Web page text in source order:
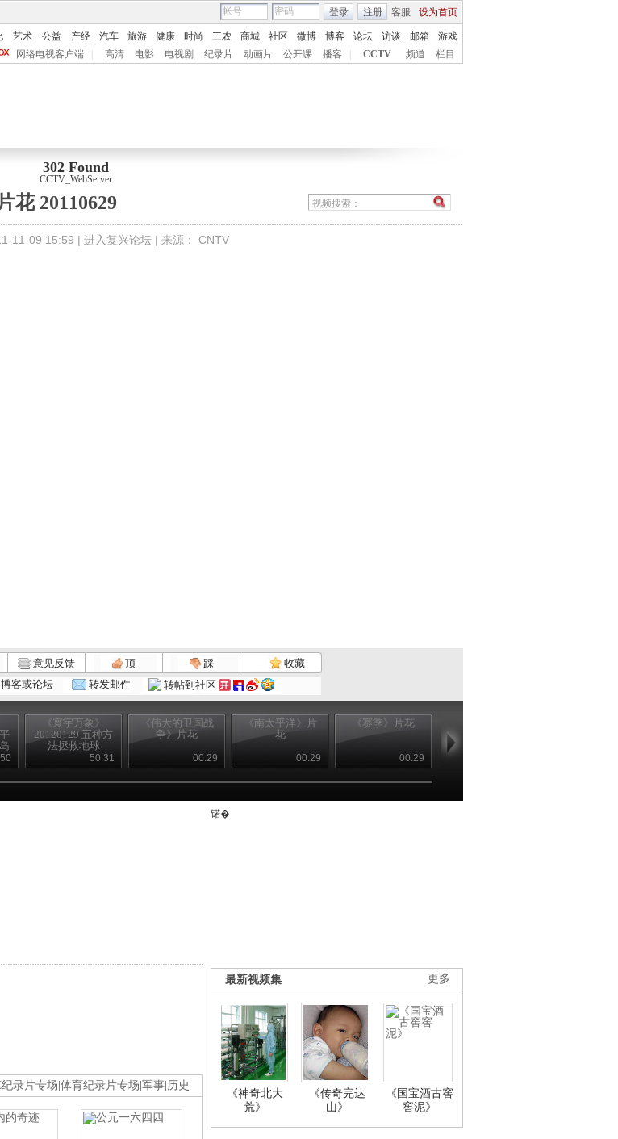
客服 设为首页
登录 注册
艺术 公益 产经 汽车 旅游 健康 时尚 三农 商城 社区 微博 博客 论坛 访谈 邮箱
游戏
网络电视客户端 高清 电影 电视剧 纪录片 动画片 公开课 播客 CCTV 频道 栏目
302 Found
CCTV_WebServer
花 20110629
11-09 15:59 | 进入复兴论坛 | 来源： CNTV
意见反馈 顶 踩
收藏
客或论坛 转发邮件 转帖到社区
《寰宇万象》
20120129 五种方
法拯救地球
50:31
《伟大的卫国战
争》片花
00:29
《南太平洋》片
花
00:29
《赛季》片花
00:29
纪录片专场 体育纪录片专场 军事 历史
锘�
更多
最新视频集
《神奇北大
荒》
《传奇完达
山》
《国宝酒古窖
窖泥》